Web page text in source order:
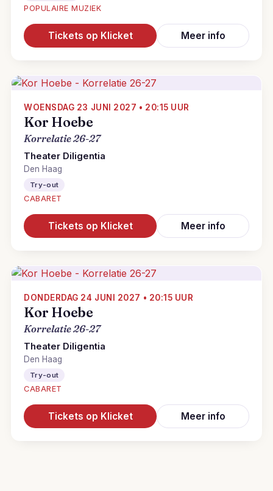
POPULAIRE MUZIEK
Tickets op Klicket Meer info
WOENSDAG 23 JUNI 2027 • 20:15 UUR
Kor Hoebe
Korrelatie 26-27
Theater Diligentia
Den Haag
Try-out
CABARET
Tickets op Klicket Meer info
DONDERDAG 24 JUNI 2027 • 20:15 UUR
Kor Hoebe
Korrelatie 26-27
Theater Diligentia
Den Haag
Try-out
CABARET
Tickets op Klicket Meer info